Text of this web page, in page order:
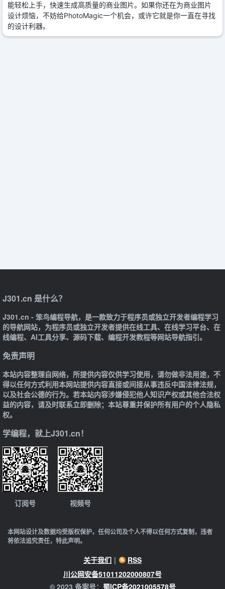
能轻松上手，快速生成高质量的商业图片。如果你还在为商业图片
设计烦恼，不妨给PhotoMagic一个机会，或许它就是你一直在寻找
的设计利器。
J301.cn 是什么？
J301.cn - 笨鸟编程导航，是一款致力于程序员或独立开发者编程学习
的导航网站，为程序员或独立开发者提供在线工具、在线学习平台、在
线编程、AI工具分享、源码下载、编程开发教程等网站导航指引。
免责声明
本站内容整理自网络，所提供内容仅供学习使用，请勿做非法用途，不
得以任何方式利用本网站提供内容直接或间接从事违反中国法律法规，
以及社会公德的行为。若本站内容涉嫌侵犯他人知识产权或其他合法权
益的内容，请及时联系立即删除；本站尊重并保护所有用户的个人隐私
权。
学编程，就上J301.cn！
订阅号 视频号
本网站设计及数据均受版权保护，任何公司及个人不得以任何方式复制，违者
将依法追究责任，特此声明。
© 2023 备案号： 蜀ICP备2021005578号
川公网安备51011202000807号
关于我们 | RSS